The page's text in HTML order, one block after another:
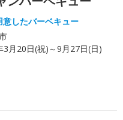
したバーベキュー
3月20日(祝)～9月27日(日)